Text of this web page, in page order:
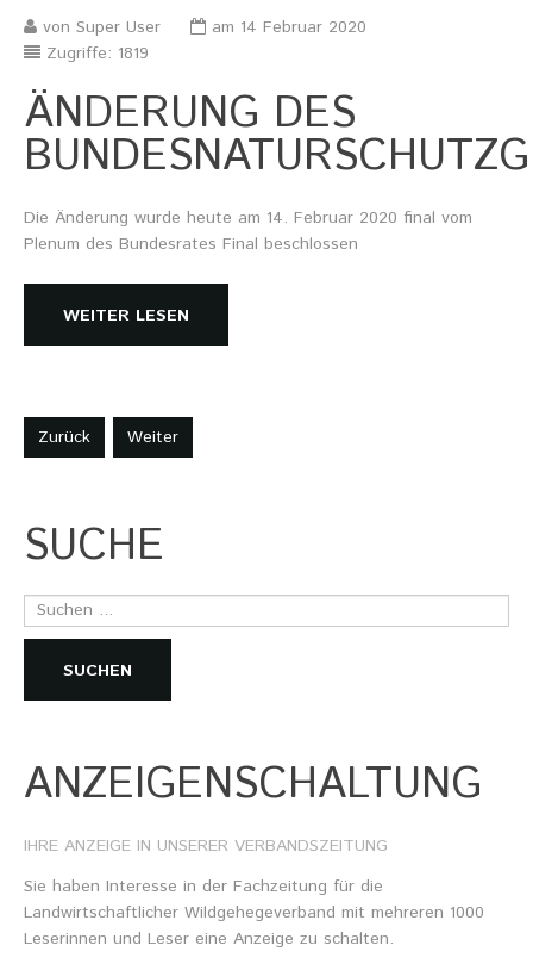
von Super User
am 14 Februar 2020
Zugriffe: 1819
ÄNDERUNG DES
Die Änderung wurde heute am 14. Februar 2020 final vom
Plenum des Bundesrates Final beschlossen
WEITER LESEN
Zurück Weiter
SUCHE
Suchen
...
SUCHEN
ANZEIGENSCHALTUNG
IHRE ANZEIGE IN UNSERER VERBANDSZEITUNG
Sie haben Interesse in der Fachzeitung für die
Landwirtschaftlicher Wildgehegeverband mit mehreren 1000
Leserinnen und Leser eine Anzeige zu schalten.